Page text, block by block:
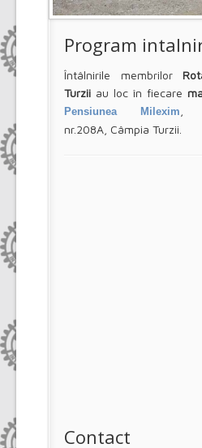
Program
Întâlnirile membrilor
Turzii au loc în fiecare
Pensiunea Milexim ,
nr.208A, Câmpia Turzii.
Contact